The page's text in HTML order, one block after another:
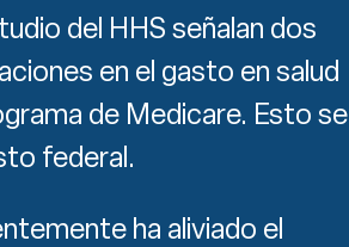
del HHS señalan dos
en el gasto en salud
de Medicare. Esto se
federal.
ha aliviado el